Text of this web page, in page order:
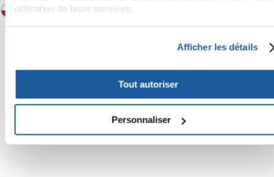
utilisation de leurs services.
Afficher les détails
Tout autoriser
Personnaliser